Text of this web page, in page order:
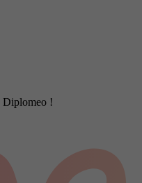
Diplomeo !